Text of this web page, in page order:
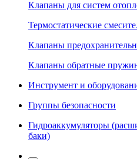
Клапаны для систем
Термостатические
Клапаны
Клапаны обратные
Инструмент и
Группы безопасности
Гидроаккумуляторы
баки)